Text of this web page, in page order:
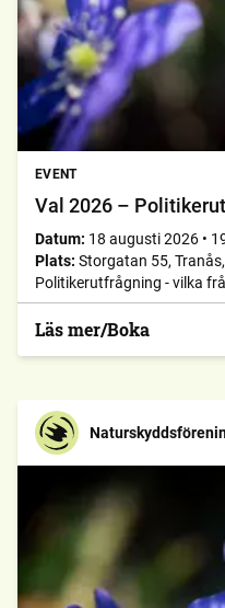
EVENT
Val 2026 –
Datum: 18 augusti 2026 •
Plats: Storgatan 55,
Politikerutfrågning - vilka
Läs mer/Boka